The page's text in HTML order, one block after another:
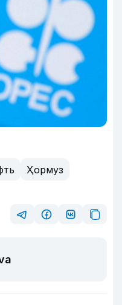
Ҳормуз